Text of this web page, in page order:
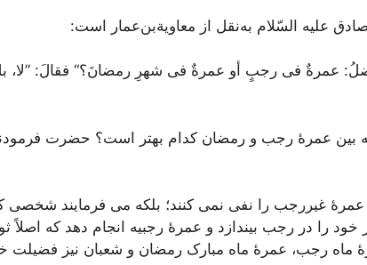
علیه السّلام به‌نقل از معاویة‌بن‌عمار است:
عمرةٌ فی رجبٍ أو عمرةٌ فی شهرِ رمضانَ؟“ فقالَ:
عمرۀ رجب و رمضان کدام بهتر است؟ حضرت
غیررجب را نفی نمی کنند؛ بلکه می فرمایند شخصی
ماه رجب، عمرۀ ماه مبارک رمضان و شعبان نیز فضیلت